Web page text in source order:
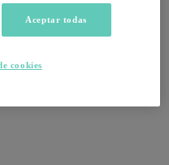
Aceptar todas
cookies